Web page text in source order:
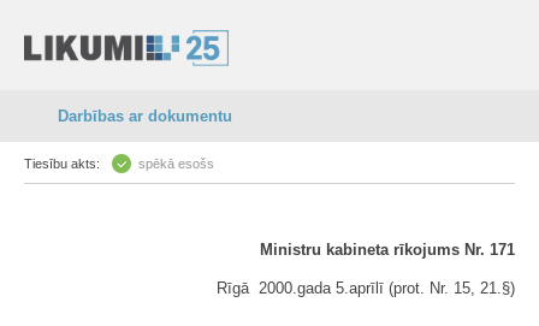
Darbības ar dokumentu
Tiesību akts: spēkā esošs
Ministru kabineta rīkojums Nr. 171
Rīgā 2000.gada 5.aprīlī (prot. Nr. 15, 21.§)